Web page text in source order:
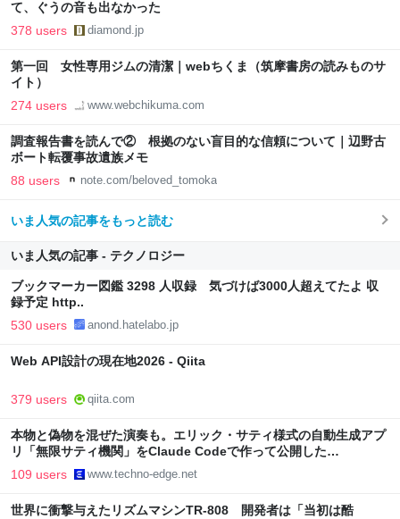
て、ぐうの音も出なかった
378 users diamond.jp
第一回 女性専用ジムの清潔｜webちくま（筑摩書房の読みものサ
イト）
274 users www.webchikuma.com
調査報告書を読んで② 根拠のない盲目的な信頼について｜辺野古
ボート転覆事故遺族メモ
88 users note.com/beloved_tomoka
いま人気の記事をもっと読む
いま人気の記事 - テクノロジー
ブックマーカー図鑑 3298 人収録 気づけば3000人超えてたよ 収
録予定 http..
530 users anond.hatelabo.jp
Web API設計の現在地2026 - Qiita
379 users qiita.com
本物と偽物を混ぜた演奏も。エリック・サティ様式の自動生成アプ
リ「無限サティ機関」をClaude Codeで作って公開した
（CloseBox） | テクノエッジ TechnoEdge
109 users www.techno-edge.net
世界に衝撃与えたリズムマシンTR-808 開発者は「当初は酷